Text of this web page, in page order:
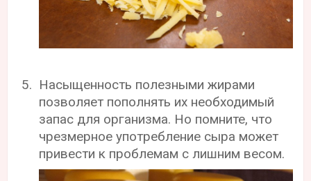
Насыщенность полезными жирами
позволяет пополнять их необходимый
запас для организма. Но помните, что
чрезмерное употребление сыра может
привести к проблемам с лишним весом.